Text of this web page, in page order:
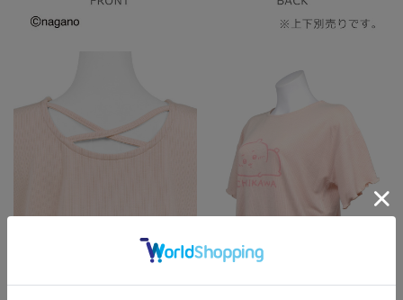
トップスサイド